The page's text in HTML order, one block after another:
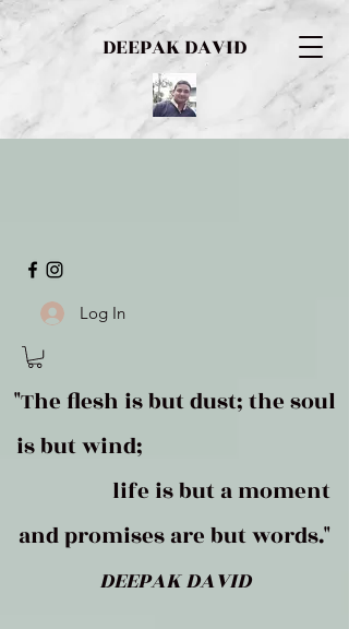
DEEPAK DAVID
Log In
"The flesh is but dust; the soul
is but wind;
life is but a moment
and promises are but words."
DEEPAK DAVID